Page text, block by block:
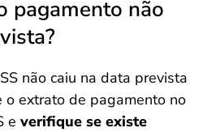
pagamento não
não caiu na data prevista
o extrato de pagamento no
e verifique se existe